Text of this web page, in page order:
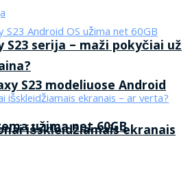
S23 modeliuose Android
užima net 60GB
S23 serija – maži pokyčiai už
išskleidžiamais ekranais